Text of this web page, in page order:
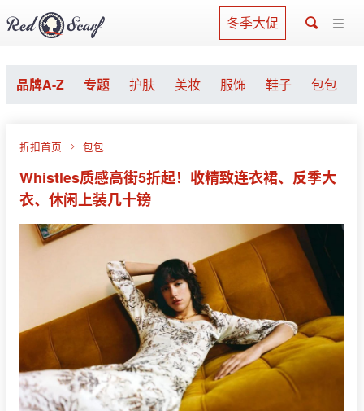
冬季大促
品牌A-Z 专题 护肤 美妆 服饰 鞋子 包包
折扣首页 包包
Whistles质感高街5折起！收精致连衣裙、反季大
衣、休闲上装几十镑